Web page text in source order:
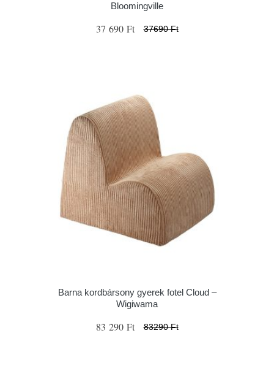
Bloomingville
37 690 Ft 37690 Ft
Barna kordbársony gyerek fotel Cloud –
Wigiwama
83 290 Ft 83290 Ft